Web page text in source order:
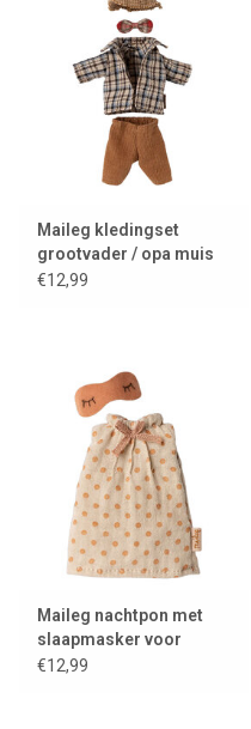
Maileg kledingset
grootvader / opa muis
€12,99
Maileg nachtpon met
slaapmasker voor
moeder muis
€12,99